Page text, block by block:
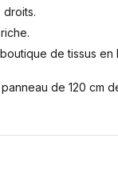
droits.
de tissus
de 120 cm